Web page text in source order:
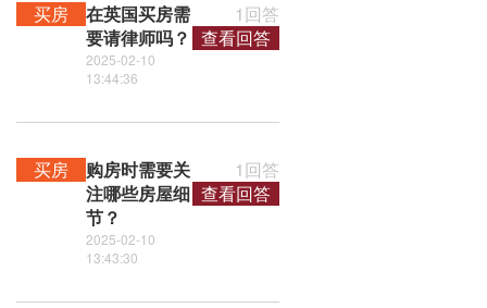
买房
在英国买房需
要请律师吗？
2025-02-10
13:44:36
1回答
查看回答
买房
购房时需要关
注哪些房屋细
节？
2025-02-10
13:43:30
1回答
查看回答